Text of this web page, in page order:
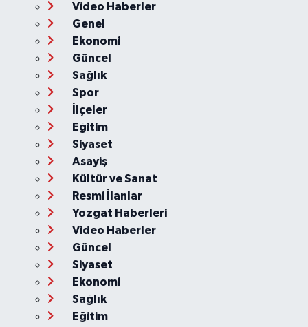
Video Haberler
Genel
Ekonomi
Güncel
Sağlık
Spor
İlçeler
Eğitim
Siyaset
Asayiş
Kültür ve Sanat
Resmi İlanlar
Yozgat Haberleri
Video Haberler
Güncel
Siyaset
Ekonomi
Sağlık
Eğitim